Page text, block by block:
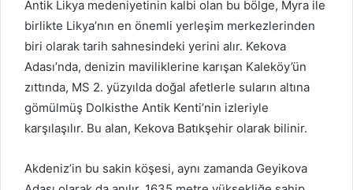
Antik Likya medeniyetinin kalbi olan bu bölge, Myra ile
birlikte Likya’nın en önemli yerleşim merkezlerinden
biri olarak tarih sahnesindeki yerini alır. Kekova
Adası’nda, denizin maviliklerine karışan Kaleköy’ün
zıttında, MS 2. yüzyılda doğal afetlerle suların altına
gömülmüş Dolkisthe Antik Kenti’nin izleriyle
karşılaşılır. Bu alan, Kekova Batıkşehir olarak bilinir.
Akdeniz’in bu sakin köşesi, aynı zamanda Geyikova